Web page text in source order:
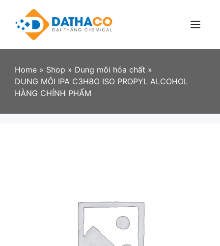
content
Menu
Home » Shop » Dung môi hóa chất »
DUNG MÔI IPA C3H8O ISO PROPYL ALCOHOL
HÀNG CHÍNH PHẨM